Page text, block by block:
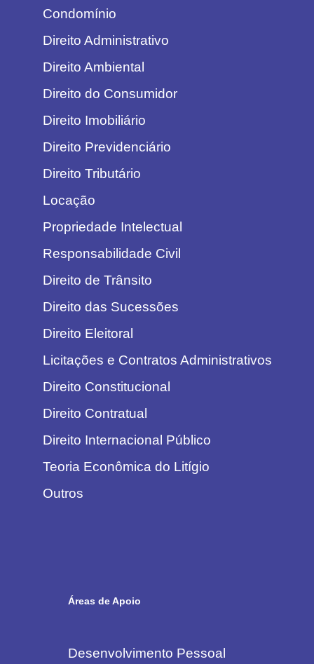
Condomínio
Direito Administrativo
Direito Ambiental
Direito do Consumidor
Direito Imobiliário
Direito Previdenciário
Direito Tributário
Locação
Propriedade Intelectual
Responsabilidade Civil
Direito de Trânsito
Direito das Sucessões
Direito Eleitoral
Licitações e Contratos Administrativos
Direito Constitucional
Direito Contratual
Direito Internacional Público
Teoria Econômica do Litígio
Outros
Áreas de Apoio
Desenvolvimento Pessoal